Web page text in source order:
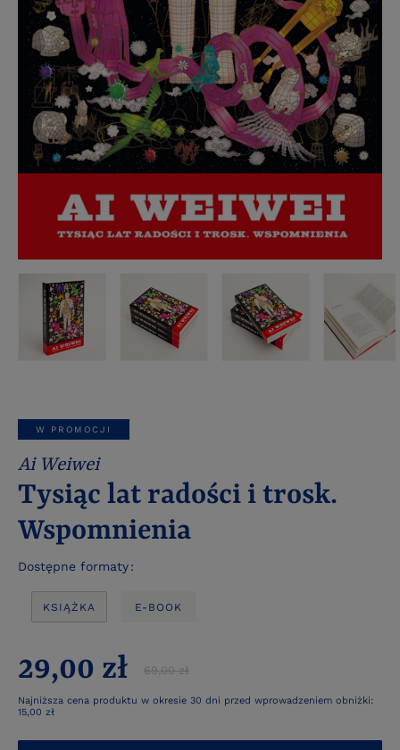
W PROMOCJI
Ai Weiwei
Tysiąc lat radości i trosk.
Wspomnienia
Dostępne formaty
KSIĄŻKA E-BOOK
29,00 zł 69,00 zł
Najniższa cena produktu w okresie 30 dni przed wprowadzeniem obniżki:
15,00 zł